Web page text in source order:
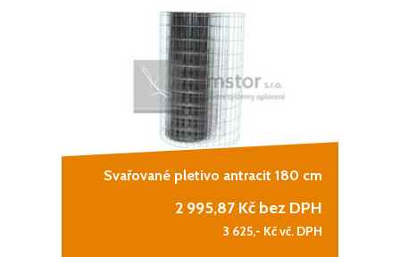
Svařované pletivo antracit 180 cm
2 995,87 Kč bez DPH
3 625,- Kč vč. DPH